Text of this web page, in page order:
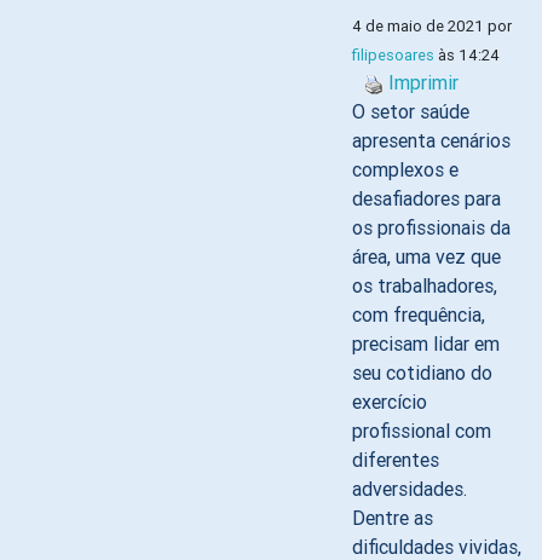
4 de maio de 2021 por
filipesoares às 14:24
Imprimir
O setor saúde
apresenta cenários
complexos e
desafiadores para
os profissionais da
área, uma vez que
os trabalhadores,
com frequência,
precisam lidar em
seu cotidiano do
exercício
profissional com
diferentes
adversidades.
Dentre as
dificuldades vividas,